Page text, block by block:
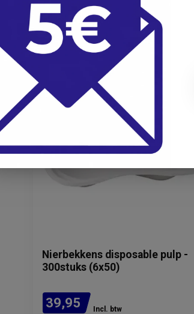
115,29 Excl. btw
Nierbekkens disposable pulp -
300stuks (6x50)
39,95 Incl. btw